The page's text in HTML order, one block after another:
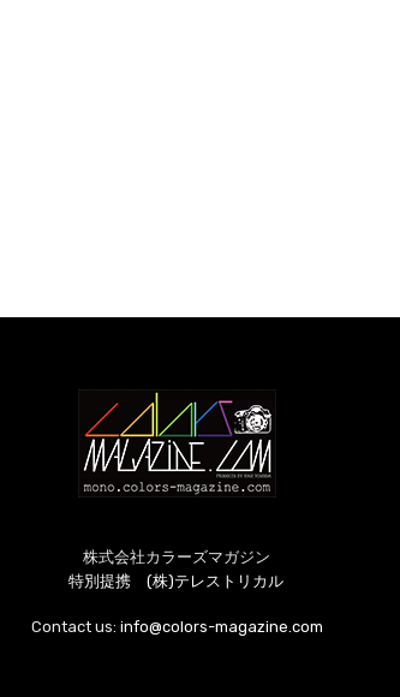
株式会社カラーズマガジン
特別提携 (株)テレストリカル
Contact us: info@colors-magazine.com